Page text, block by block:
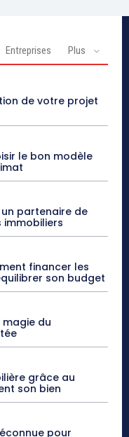
Entreprises Plus
de votre projet
le bon modèle
partenaire de
financer les
son budget
magie du
grâce au
son bien
pour